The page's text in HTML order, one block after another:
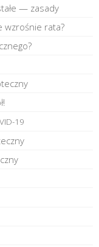
— zasady
wzrośnie rata?
19